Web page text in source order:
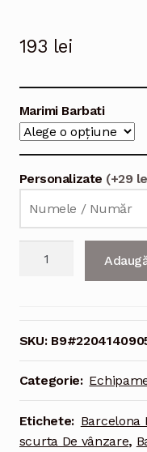
193 lei
Marimi Barbati
Personalizate (+29
Tricou
SKU:
Categorie:
Etichete: Barcelona
scurta De vânzare,